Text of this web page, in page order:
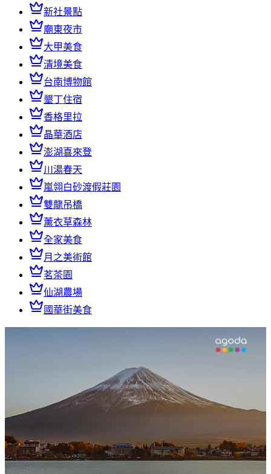
新社景點
廟東夜市
大甲美食
清境美食
台南博物館
墾丁住宿
香格里拉
晶華酒店
澎湖喜來登
川湯春天
嵐翎白砂渡假莊園
雙龍吊橋
薰衣草森林
全家美食
月之美術館
茗茶園
仙湖農場
國華街美食